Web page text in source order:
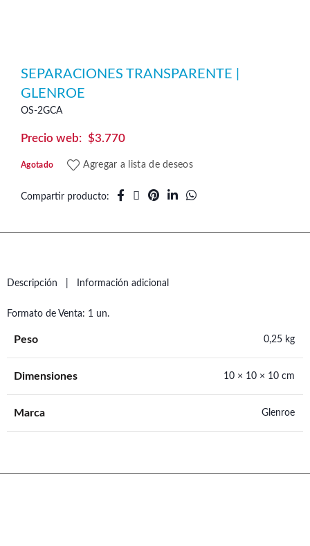
SEPARACIONES TRANSPARENTE |
GLENROE
OS-2GCA
$3.770
Agotado Agregar a lista de deseos
Compartir producto
Descripción Información adicional
Formato de Venta: 1 un.
Peso 0,25 kg
Dimensiones 10 × 10 × 10 cm
Marca Glenroe